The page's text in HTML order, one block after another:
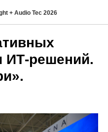
+ Audio Tec 2026
ИТ-решений.